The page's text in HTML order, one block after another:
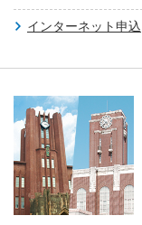
インターネット申込